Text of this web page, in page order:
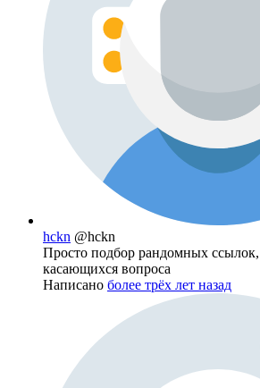
hckn @hckn
Просто подбор рандомных
касающихся вопроса
Написано более трёх лет назад